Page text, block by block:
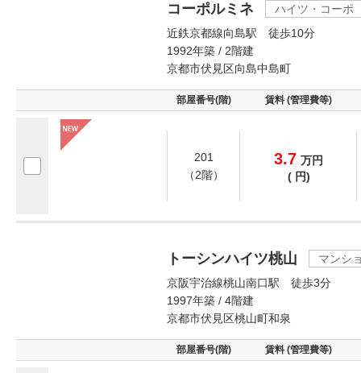
コーポルミネ
ハイツ・コーポ
近鉄京都線向島駅 徒歩10分
1992年築 / 2階建
京都市伏見区向島中島町
部屋番号(階) 賃料 (管理費等)
201
（2階）
3.7 万円
( 円)
トーシンハイツ桃山
マンシ
京阪宇治線桃山南口駅 徒歩3分
1997年築 / 4階建
京都市伏見区桃山町和泉
部屋番号(階) 賃料 (管理費等)